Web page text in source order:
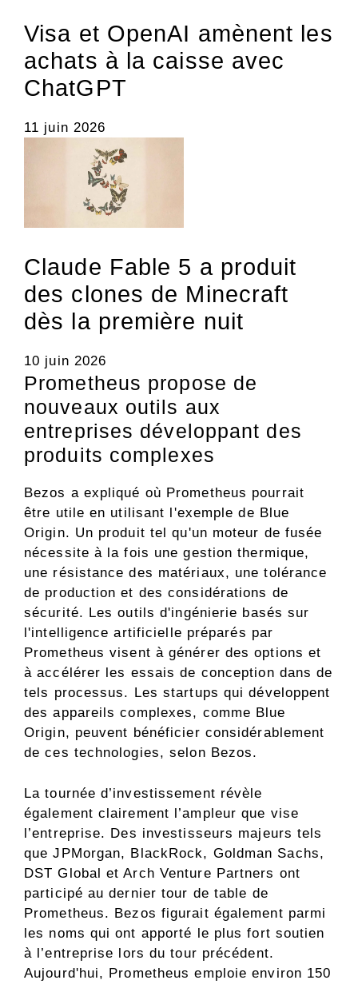
Visa et OpenAI amènent les
achats à la caisse avec
ChatGPT
11 juin 2026
Claude Fable 5 a produit
des clones de Minecraft
dès la première nuit
10 juin 2026
Prometheus propose de
nouveaux outils aux
entreprises développant des
produits complexes
Bezos a expliqué où Prometheus pourrait
être utile en utilisant l'exemple de Blue
Origin. Un produit tel qu'un moteur de fusée
nécessite à la fois une gestion thermique,
une résistance des matériaux, une tolérance
de production et des considérations de
sécurité. Les outils d'ingénierie basés sur
l'intelligence artificielle préparés par
Prometheus visent à générer des options et
à accélérer les essais de conception dans de
tels processus. Les startups qui développent
des appareils complexes, comme Blue
Origin, peuvent bénéficier considérablement
de ces technologies, selon Bezos.
La tournée d’investissement révèle
également clairement l’ampleur que vise
l’entreprise. Des investisseurs majeurs tels
que JPMorgan, BlackRock, Goldman Sachs,
DST Global et Arch Venture Partners ont
participé au dernier tour de table de
Prometheus. Bezos figurait également parmi
les noms qui ont apporté le plus fort soutien
à l’entreprise lors du tour précédent.
Aujourd'hui, Prometheus emploie environ 150